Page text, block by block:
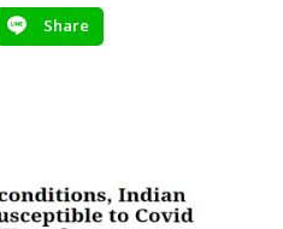
Share